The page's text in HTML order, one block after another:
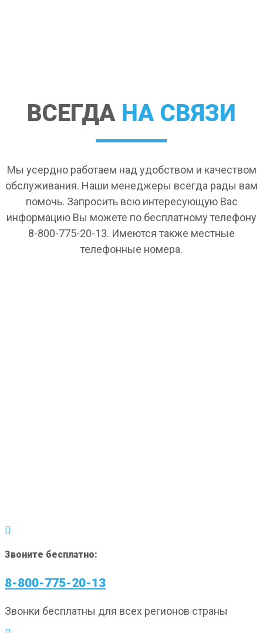
ВСЕГДА НА СВЯЗИ
Мы усердно работаем над удобством и качеством
обслуживания. Наши менеджеры всегда рады вам
помочь. Запросить всю интересующую Вас
информацию Вы можете по бесплатному телефону
8-800-775-20-13. Имеются также местные
телефонные номера.
Звоните бесплатно:
8-800-775-20-13
Звонки бесплатны для всех регионов страны